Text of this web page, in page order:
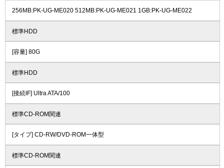
256MB:PK-UG-ME020 512MB:PK-UG-ME021 1GB:PK-UG-ME022
標準HDD
[容量] 80G
標準HDD
[接続IF] Ultra ATA/100
標準CD-ROM関連
[タイプ] CD-RW/DVD-ROM一体型
標準CD-ROM関連